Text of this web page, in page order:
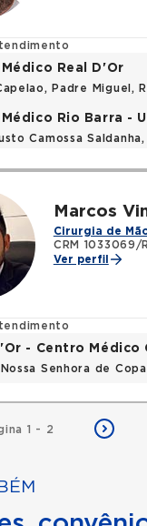
Real D'Or
Padre Miguel,
Rio Barra -
Camossa
Marcos
Cirurgia de
CRM 1033069/
Ver perfil
- Centro Médico
Senhora de
1 - 2